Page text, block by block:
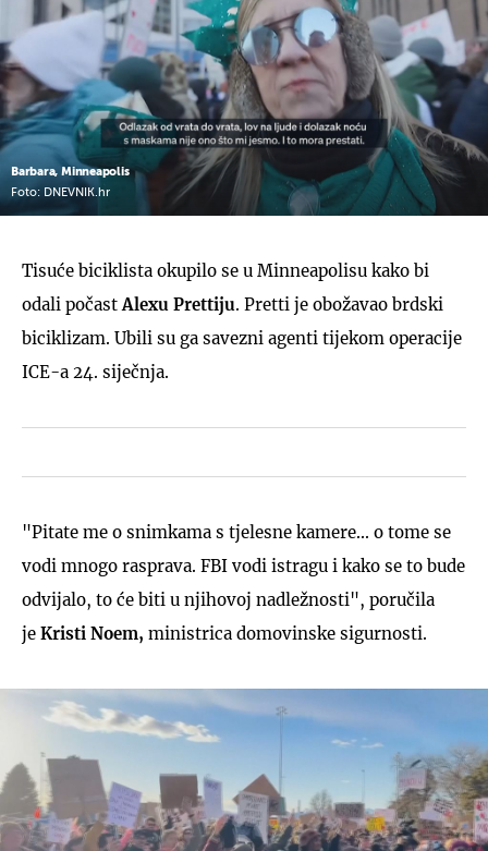
Barbara, Minneapolis
Foto: DNEVNIK.hr
Tisuće biciklista okupilo se u Minneapolisu kako bi
odali počast Alexu Prettiju. Pretti je obožavao brdski
biciklizam. Ubili su ga savezni agenti tijekom operacije
ICE-a 24. siječnja.
"Pitate me o snimkama s tjelesne kamere... o tome se
vodi mnogo rasprava. FBI vodi istragu i kako se to bude
odvijalo, to će biti u njihovoj nadležnosti", poručila
je Kristi Noem, ministrica domovinske sigurnosti.